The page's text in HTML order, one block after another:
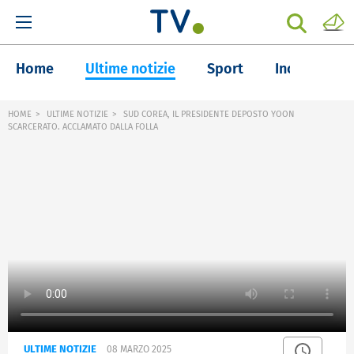
Home Ultime notizie Sport Inchieste
HOME ULTIME NOTIZIE
SUD COREA, IL PRESIDENTE DEPOSTO YOON
SCARCERATO. ACCLAMATO DALLA FOLLA
ULTIME NOTIZIE 08 MARZO 2025